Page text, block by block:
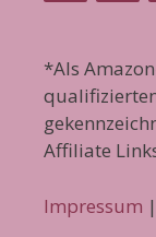
*Als
Affiliate
Impressum